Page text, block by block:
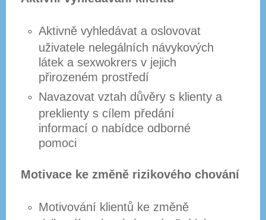
Aktivně vyhledávat a oslovovat
uživatele nelegálních návykových
látek a sexwokrers v jejich
přirozeném prostředí
Navazovat vztah důvěry s klienty a
preklienty s cílem předání
informací o nabídce odborné
pomoci
Motivace ke změně rizikového chování
Motivování klientů ke změně